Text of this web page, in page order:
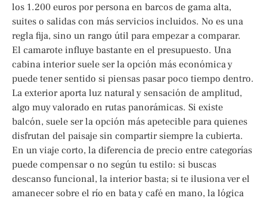
los 1.200 euros por persona en barcos de gama alta,
suites o salidas con más servicios incluidos. No es una
regla fija, sino un rango útil para empezar a comparar.
El camarote influye bastante en el presupuesto. Una
cabina interior suele ser la opción más económica y
puede tener sentido si piensas pasar poco tiempo dentro.
La exterior aporta luz natural y sensación de amplitud,
algo muy valorado en rutas panorámicas. Si existe
balcón, suele ser la opción más apetecible para quienes
disfrutan del paisaje sin compartir siempre la cubierta.
En un viaje corto, la diferencia de precio entre categorías
puede compensar o no según tu estilo: si buscas
descanso funcional, la interior basta; si te ilusiona ver el
amanecer sobre el río en bata y café en mano, la lógica